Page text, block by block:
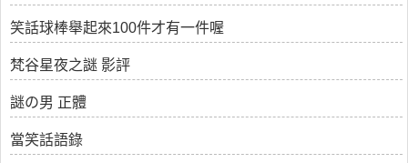
笑話球棒舉起來100件才有一件喔
梵谷星夜之謎 影評
謎の男 正體
當笑話語錄